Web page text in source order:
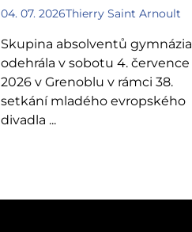
04. 07. 2026Thierry Saint Arnoult
Skupina absolventů gymnázia
odehrála v sobotu 4. července
2026 v Grenoblu v rámci 38.
setkání mladého evropského
divadla ...